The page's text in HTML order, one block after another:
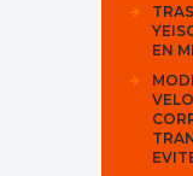
EN